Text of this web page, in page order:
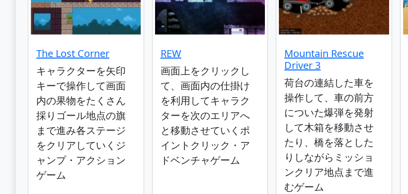
The Lost Corner
キャラクターを矢印
キーで操作して画面
内の果物をたくさん
採りゴール地点の旗
まで進み各ステージ
をクリアしていくジ
ャンプ・アクション
ゲーム
REW
画面上をクリックし
て、画面内の仕掛け
を利用してキャラク
ターを次のエリアへ
と移動させていくポ
イントクリック・ア
ドベンチャゲーム
Mountain Rescue
Driver 3
荷台の連結した車を
操作して、車の前方
についた爆弾を発射
して木箱を移動させ
たり、橋を落とした
りしながらミッショ
ンクリア地点まで進
むゲーム